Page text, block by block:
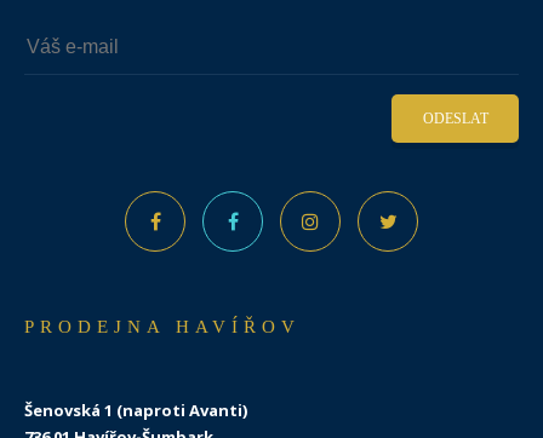
ODESLAT
PRODEJNA HAVÍŘOV
Šenovská 1 (naproti Avanti)